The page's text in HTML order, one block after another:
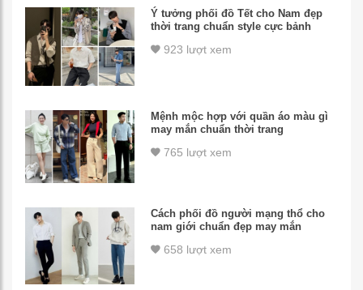
Ý tưởng phối đồ Tết cho Nam đẹp
thời trang chuẩn style cực bảnh
923 lượt xem
Mệnh mộc hợp với quần áo màu gì
may mắn chuẩn thời trang
765 lượt xem
Cách phối đồ người mạng thổ cho
nam giới chuẩn đẹp may mắn
658 lượt xem